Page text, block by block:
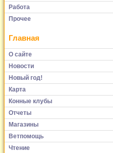
Работа
Прочее
Главная
О сайте
Новости
Новый год!
Карта
Конные клубы
Отчеты
Магазины
Ветпомощь
Чтение